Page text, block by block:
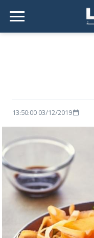
القائمة الرئيسية
03/12/2019 13:50:00